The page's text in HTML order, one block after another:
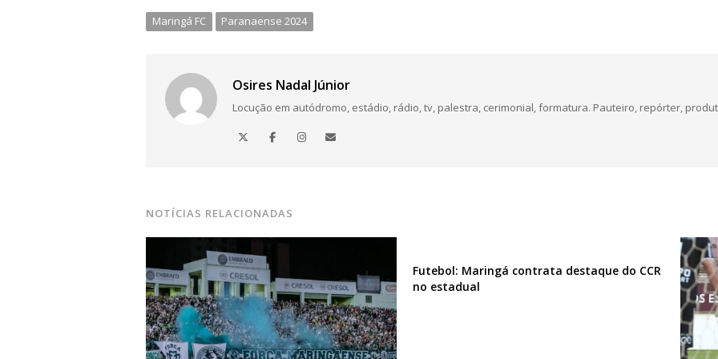
Maringá FC Paranaense 2024
Osires Nadal Júnior
Locução em autódromo, estádio, rádio, tv, palestra, cerimonial, formatura. Pauteiro, repórter,
NOTÍCIAS RELACIONADAS
Futebol: Maringá contrata destaque do CCR
no estadual